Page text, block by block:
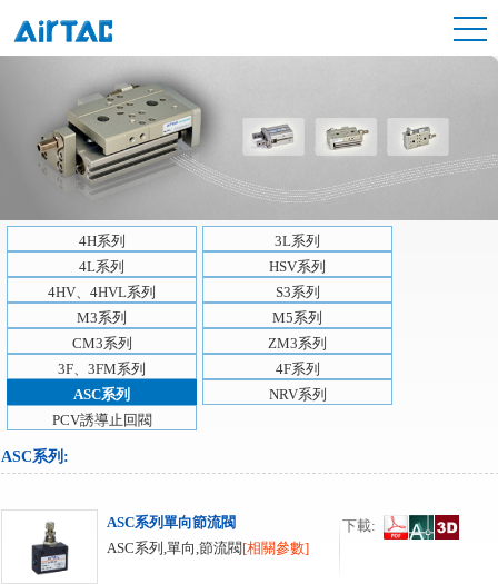
4H系列
3L系列
4L系列
HSV系列
4HV、4HVL系列
S3系列
M3系列
M5系列
CM3系列
ZM3系列
3F、3FM系列
4F系列
ASC系列
NRV系列
PCV誘導止回閥
ASC系列 :
ASC系列單向節流閥
ASC系列,單向,節流閥[相關參數]
下載: